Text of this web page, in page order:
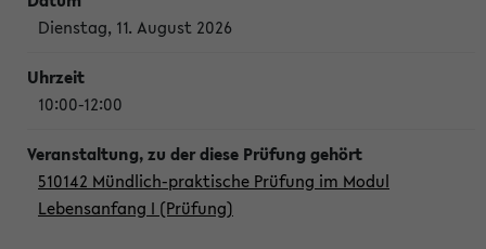
Dienstag, 11. August 2026
10:00-12:00
510142 Mündlich-praktische Prüfung im Modul
Lebensanfang I (Prüfung)